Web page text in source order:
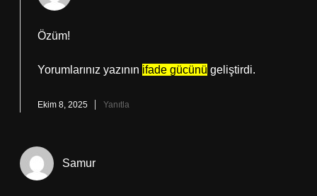
Özüm!
Yorumlarınız yazının ifade gücünü geliştirdi.
Ekim 8, 2025 Yanıtla
Samur